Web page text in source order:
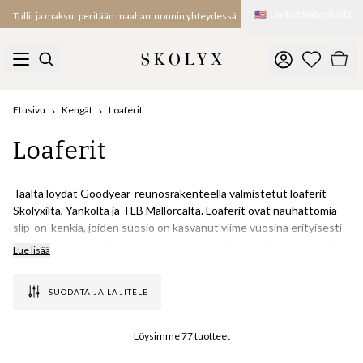
Tullit ja maksut peritään maahantuonnin yhteydessä 🇺🇸
Etusivu Kengät Loaferit
Loaferit
Täältä löydät Goodyear-reunosrakenteella valmistetut loaferit
Skolyxilta, Yankolta ja TLB Mallorcalta. Loaferit ovat nauhattomia
slip-on-kenkiä, joiden suosio on kasvanut viime vuosina erityisesti
niiden erinomaisen käyttömukavuuden, helppokäyttöisyyden sekä
Yleisimmät mallit ovat penny loafer, jossa on jalkapöydän yli kulkeva
ovat kengän päällä olevat koristeelliset tupsut. Loaferit ovat
Lue lisää
SUODATA JA LAJITELE
Löysimme77tuotteet